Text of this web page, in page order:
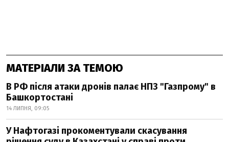
МАТЕРІАЛИ ЗА ТЕМОЮ
В РФ після атаки дронів палає НПЗ "Газпрому" в
Башкортостані
14 ЛИПНЯ, 09:05
У Нафтогазі прокоментували скасування